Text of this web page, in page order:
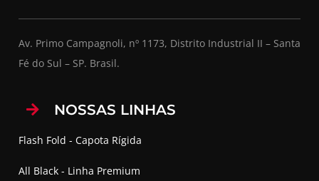
Av. Primo Campagnoli, nº 1173, Distrito Industrial II – Santa
Fé do Sul – SP. Brasil.
NOSSAS LINHAS
Flash Fold - Capota Rígida
All Black - Linha Premium